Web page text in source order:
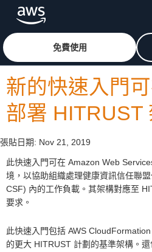
跳至主要內容按一下這裡可返回
免費使用
新的快速入門
部署 HITRUST
張貼日期: Nov 21, 2019
此快速入門可在 Amazon Web
境，以協助組織處理健康資訊信任聯
CSF) 內的工作負載。其架構對應至
要求。
此快速入門包括 AWS
的更大 HITRUST 計劃的基準架構。還